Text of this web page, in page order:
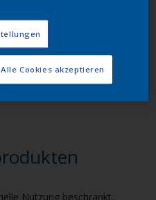
(VOC) gehören
die jeweils für
werden, aber alle
und die
Nutzung beschränkt.
Alle Cookies akzeptieren